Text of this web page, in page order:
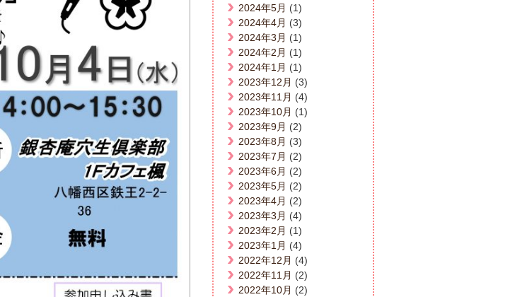
2024年5月 (1)
2024年4月 (3)
2024年3月 (1)
2024年2月 (1)
2024年1月 (1)
2023年12月 (3)
2023年11月 (4)
2023年10月 (1)
2023年9月 (2)
2023年8月 (3)
2023年7月 (2)
2023年6月 (2)
2023年5月 (2)
2023年4月 (2)
2023年3月 (4)
2023年2月 (1)
2023年1月 (4)
2022年12月 (4)
2022年11月 (2)
2022年10月 (2)